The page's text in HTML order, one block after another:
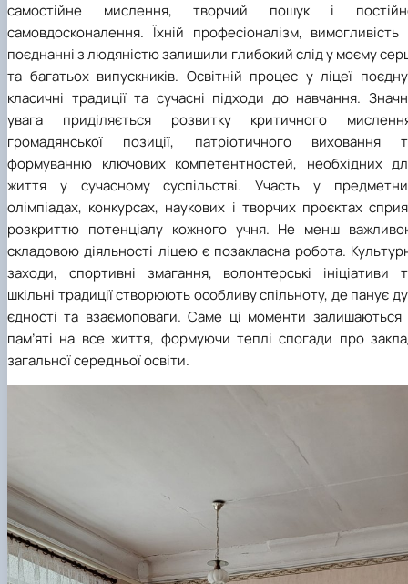
самостійне мислення, творчий пошук і
самовдосконалення. Їхній професіоналізм, вимогливість
поєднанні з людяністю залишили глибокий слід у моєму
та багатьох випускників. Освітній процес у ліцеї
класичні традиції та сучасні підходи до навчання.
увага приділяється розвитку критичного
громадянської позиції, патріотичного виховання
формуванню ключових компетентностей, необхідних
життя у сучасному суспільстві. Участь у
олімпіадах, конкурсах, наукових і творчих проєктах
розкриттю потенціалу кожного учня. Не менш
складовою діяльності ліцею є позакласна робота.
заходи, спортивні змагання, волонтерські ініціативи
шкільні традиції створюють особливу спільноту, де панує
єдності та взаємоповаги. Саме ці моменти залишаються
пам’яті на все життя, формуючи теплі спогади про
загальної середньої освіти.